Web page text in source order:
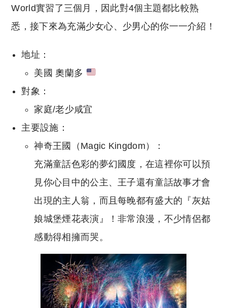
World實習了三個月，因此對4個主題都比較熟
悉，接下來為充滿少女心、少男心的你一一介紹！
地址：
美國 奧蘭多
對象：
家庭/老少咸宜
主要設施：
神奇王國（Magic Kingdom）：
充滿童話色彩的夢幻國度，在這裡你可以預
見你心目中的公主、王子還有童話故事才會
出現的主人翁，而且每晚都有盛大的『灰姑
娘城堡煙花表演』！非常浪漫，不少情侶都
感動得相擁而哭。